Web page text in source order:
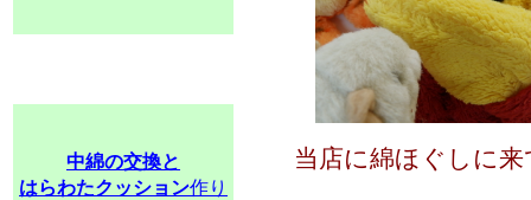
中綿の交換と
はらわたクッション作り
当店に綿ほぐしに